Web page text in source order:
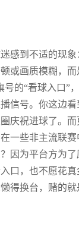
感到不适的现
或画质模糊，而
号的“看球入口”
信号。你这边看
庆祝进球了。
一些非主流联
因为平台方为
口，也不愿花
得换台，赌的就